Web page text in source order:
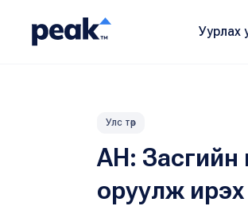
Уурлах
Улс төр
АН: Засгийн
оруулж